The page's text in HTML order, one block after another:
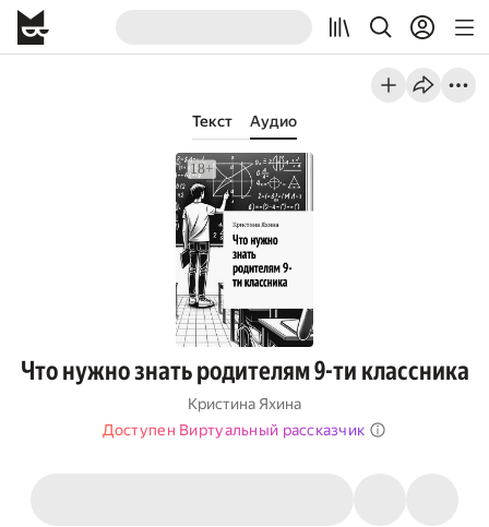
Текст Аудио
Что нужно знать родителям 9-ти классника
Кристина Яхина
Доступен Виртуальный рассказчик